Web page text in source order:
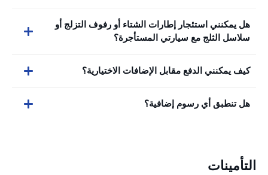
هل يمكنني استئجار إطارات الشتاء أو رفوف التزلج أو
سلاسل الثلج مع سيارتي المستأجرة؟
كيف يمكنني الدفع مقابل الإضافات الاختيارية؟
هل تنطبق أي رسوم إضافية؟
التأمينات